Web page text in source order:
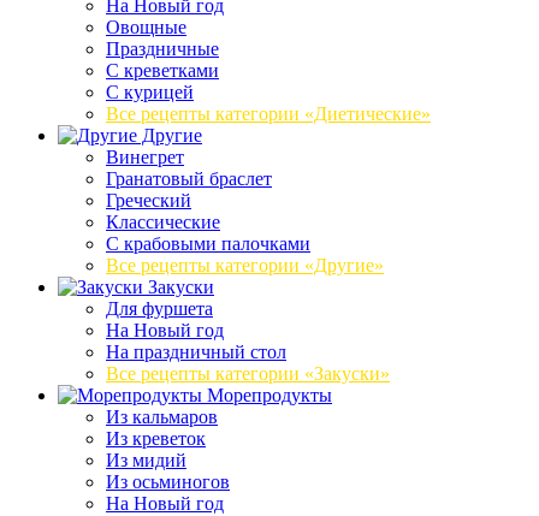
На Новый год
Овощные
Праздничные
С креветками
С курицей
Все рецепты категории «Диетические»
Другие
Винегрет
Гранатовый браслет
Греческий
Классические
С крабовыми палочками
Все рецепты категории «Другие»
Закуски
Для фуршета
На Новый год
На праздничный стол
Все рецепты категории «Закуски»
Морепродукты
Из кальмаров
Из креветок
Из мидий
Из осьминогов
На Новый год